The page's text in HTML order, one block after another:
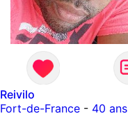
Reivilo
Fort-de-France - 40 ans